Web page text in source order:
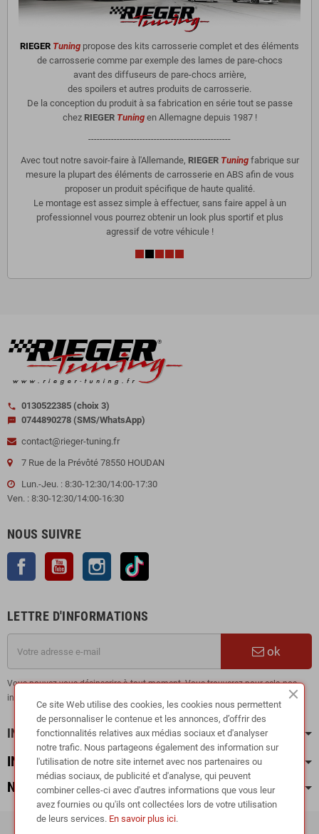
RIEGER Tuning propose des kits carrosserie complet et des éléments
de carrosserie comme par exemple des lames de pare-chocs
avant des diffuseurs de pare-chocs arrière,
des spoilers et autres produits de carrosserie.
De la conception du produit à sa fabrication en série tout se passe
chez RIEGER Tuningen Allemagne depuis 1987 !
--------------------------------------------------
Avec tout notre savoir-faire à l'Allemande, RIEGER Tuning fabrique sur
mesure la plupart des éléments de carrosserie en ABS afin de vous
proposer un produit spécifique de haute qualité.
Le montage est assez simple à effectuer, sans faire appel à un
professionnel vous pourrez obtenir un look plus sportif et plus
agressif de votre véhicule !
call 0130522385 (choix 3)
sms
0744890278 (SMS/WhatsApp)
contact@rieger-tuning.fr
7 Rue de la Prévôté 78550 HOUDAN
Lun.-Jeu. : 8:30-12:30/14:00-17:30
Ven. : 8:30-12:30/14:00-16:30
NOUS SUIVRE
Facebook YouTube Instagram
LETTRE D'INFORMATIONS
ok
Vous pouvez vous désinscrire à tout moment. Vous trouverez pour cela nos
informations de contact dans les conditions d'utilisation du site.
INFORMATION
INFOS PRATIQUES
NOS CATÉGORIES
Ce site Web utilise des cookies, les cookies nous permettent
de personnaliser le contenue et les annonces, d’offrir des
fonctionnalités relatives aux médias sociaux et d'analyser
notre trafic. Nous partageons également des information sur
l'utilisation de notre site internet avec nos partenaires ou
médias sociaux, de publicité et d'analyse, qui peuvent
combiner celles-ci avec d'autres informations que vous leur
avez fournies ou qu'ils ont collectées lors de votre utilisation
de leurs services. En savoir plus ici.